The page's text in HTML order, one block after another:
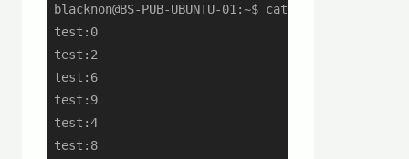
blacknon@BS-PUB-UBUNTU-01:~$ cat /tmp/
test:0
test:2
test:6
test:9
test:4
test:8